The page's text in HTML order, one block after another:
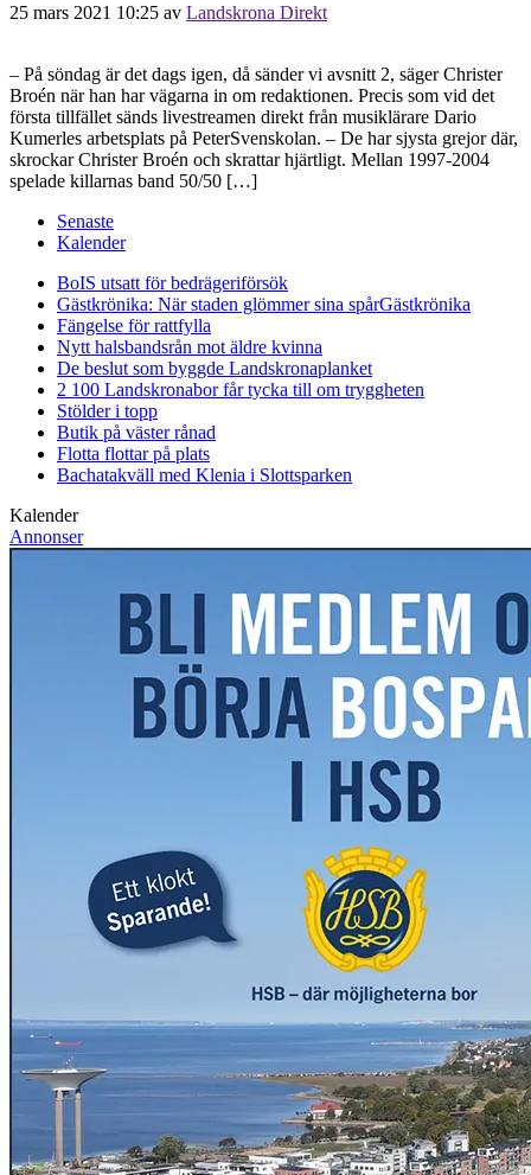
25 mars 2021 10:25 av Landskrona Direkt
– På söndag är det dags igen, då sänder vi avsnitt 2, säger Christer
Broén när han har vägarna in om redaktionen. Precis som vid det
första tillfället sänds livestreamen direkt från musiklärare Dario
Kumerles arbetsplats på PeterSvenskolan. – De har sjysta grejor där,
skrockar Christer Broén och skrattar hjärtligt. Mellan 1997-2004
spelade killarnas band 50/50 […]
Senaste
Kalender
BoIS utsatt för bedrägeriförsök
Gästkrönika: När staden glömmer sina spårGästkrönika
Fängelse för rattfylla
Nytt halsbandsrån mot äldre kvinna
De beslut som byggde Landskronaplanket
2 100 Landskronabor får tycka till om tryggheten
Stölder i topp
Butik på väster rånad
Flotta flottar på plats
Bachatakväll med Klenia i Slottsparken
Kalender
Annonser